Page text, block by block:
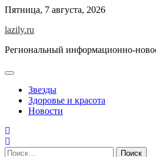
Skip
content
Пятница, 7 августа, 2026
lazily.ru
Региональный информационно-
Звезды
Здоровье и красота
Новости
Найти: